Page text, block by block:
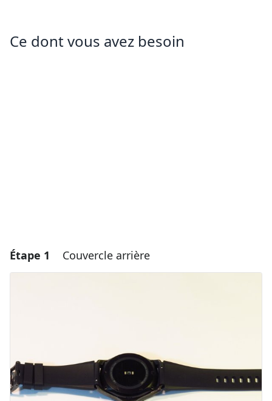
Ce dont vous avez besoin
Étape 1 Couvercle arrière